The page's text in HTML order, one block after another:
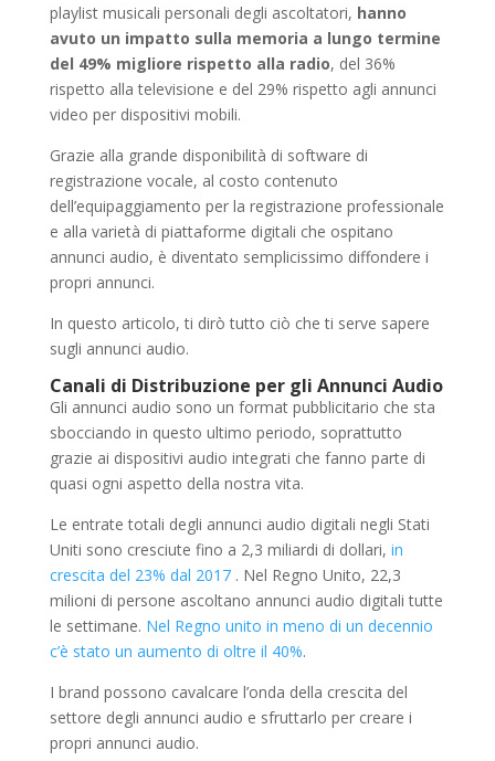
playlist musicali personali degli ascoltatori, hanno
avuto un impatto sulla memoria a lungo termine
del 49% migliore rispetto alla radio, del 36%
rispetto alla televisione e del 29% rispetto agli annunci
video per dispositivi mobili.
Grazie alla grande disponibilità di software di
registrazione vocale, al costo contenuto
dell’equipaggiamento per la registrazione professionale
e alla varietà di piattaforme digitali che ospitano
annunci audio, è diventato semplicissimo diffondere i
propri annunci.
In questo articolo, ti dirò tutto ciò che ti serve sapere
sugli annunci audio.
Canali di Distribuzione per gli Annunci Audio
Gli annunci audio sono un format pubblicitario che sta
sbocciando in questo ultimo periodo, soprattutto
grazie ai dispositivi audio integrati che fanno parte di
quasi ogni aspetto della nostra vita.
Le entrate totali degli annunci audio digitali negli Stati
Uniti sono cresciute fino a 2,3 miliardi di dollari, in
crescita del 23% dal 2017. Nel Regno Unito, 22,3
milioni di persone ascoltano annunci audio digitali tutte
le settimane. Nel Regno unito in meno di un decennio
c’è stato un aumento di oltre il 40%.
I brand possono cavalcare l’onda della crescita del
settore degli annunci audio e sfruttarlo per creare i
propri annunci audio.